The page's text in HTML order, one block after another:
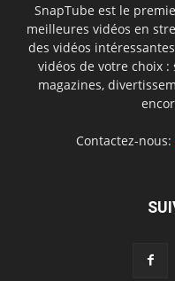
SnapTube est le
meilleures vidéos en
des vidéos
vidéos de votre choix
magazines,
Contactez-nous: